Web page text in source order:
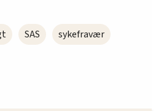
SAS sykefravær